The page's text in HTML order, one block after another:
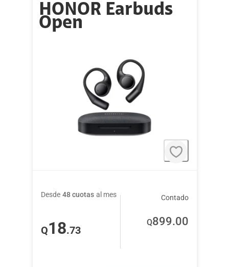
HONOR Earbuds
Open
Desde 48 cuotas al mes
Q18.73
Contado
Q899.00